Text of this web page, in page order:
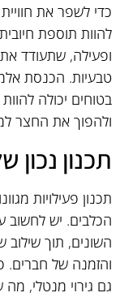
כדי לשפר את
להוות תוספת
ופעילה, שתעודד
טבעיות. הכנסת
בטוחים יכולה
ולהפוך את החצר
תכנון נכון
תכנון פעילויות
הכלבים. יש לחשוב
השונים, תוך
והזמנה של חברים.
גם גירוי מנטלי,